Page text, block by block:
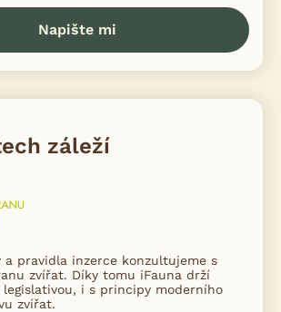
Napište mi
záleží
a pravidla inzerce konzultujeme s
zvířat. Díky tomu iFauna drží
i s principy moderního
zvířat.